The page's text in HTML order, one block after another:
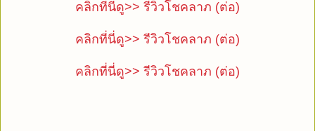
คลิกที่นี่ดู>> รีวิวโชคลาภ (ต่อ)
คลิกที่นี่ดู>> รีวิวโชคลาภ (ต่อ)
คลิกที่นี่ดู>> รีวิวโชคลาภ (ต่อ)